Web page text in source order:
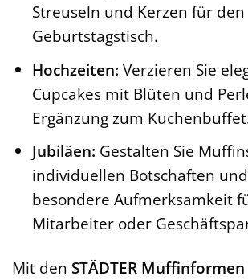
Streuseln und Kerzen für den
Geburtstagstisch.
Hochzeiten: Verzieren Sie
Cupcakes mit Blüten und
Ergänzung zum
Jubiläen: Gestalten Sie
individuellen Botschaften
besondere Aufmerksamkeit
Mitarbeiter oder
Mit den STÄDTER